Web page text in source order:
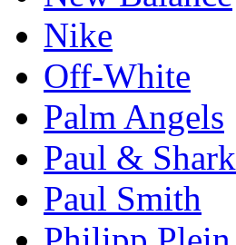
Nike
Off-White
Palm Angels
Paul & Shark
Paul Smith